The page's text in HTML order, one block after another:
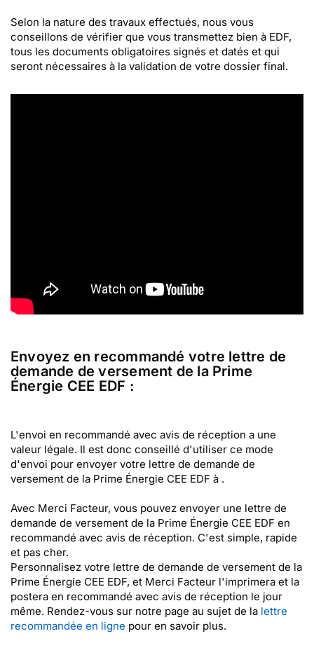
Selon la nature des travaux effectués, nous vous
conseillons de vérifier que vous transmettez bien à EDF,
tous les documents obligatoires signés et datés et qui
seront nécessaires à la validation de votre dossier final.
Envoyez en recommandé votre lettre de
demande de versement de la Prime
Énergie CEE EDF :
L'envoi en recommandé avec avis de réception a une
valeur légale. Il est donc conseillé d'utiliser ce mode
d'envoi pour envoyer votre lettre de demande de
versement de la Prime Énergie CEE EDF à .
Avec Merci Facteur, vous pouvez envoyer une lettre de
demande de versement de la Prime Énergie CEE EDF en
recommandé avec avis de réception. C'est simple, rapide
et pas cher.
Personnalisez votre lettre de demande de versement de la
Prime Énergie CEE EDF, et Merci Facteur l'imprimera et la
postera en recommandé avec avis de réception le jour
même. Rendez-vous sur notre page au sujet de la lettre
recommandée en ligne pour en savoir plus.